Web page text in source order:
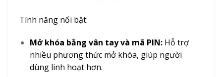
Tính năng nổi bật:
Mở khóa bằng vân tay và mã PIN:Hỗ trợ
nhiều phương thức mở khóa, giúp người
dùng linh hoạt hơn.